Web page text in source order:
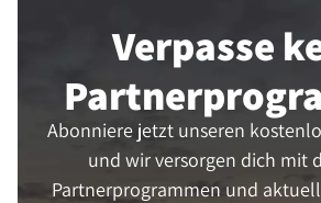
Verpasse
Abonniere jetzt unseren
und wir versorgen dich mit
Partnerprogrammen und